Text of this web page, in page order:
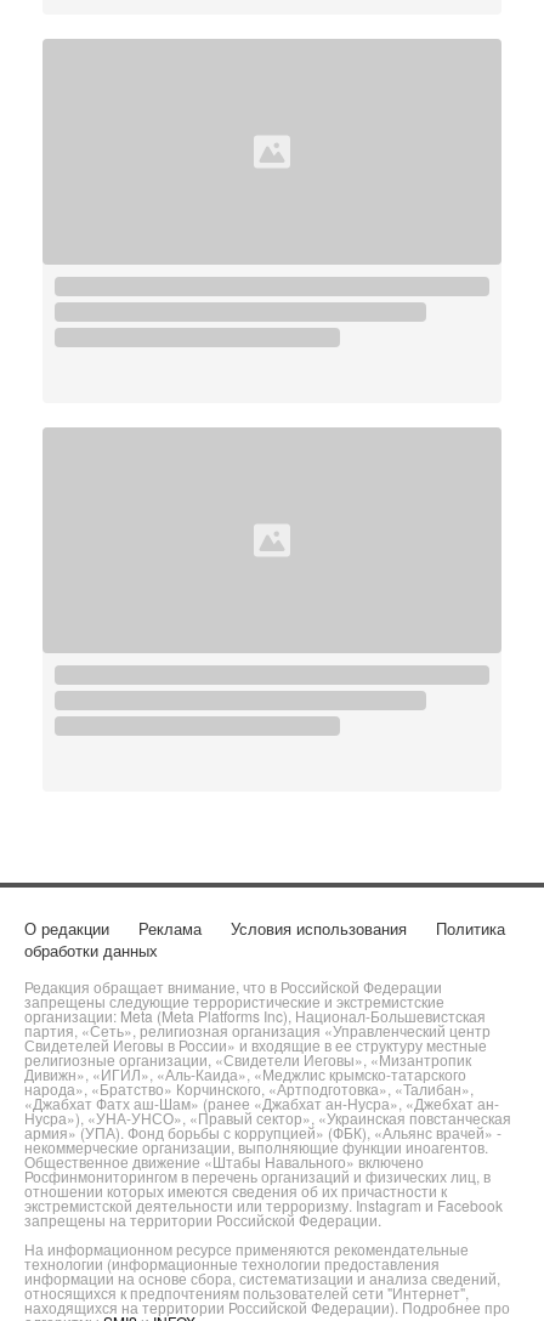
О редакции Реклама Условия использования
Политика
обработки данных
Редакция обращает внимание, что в Российской Федерации
запрещены следующие террористические и экстремистские
организации: Meta (Meta Platforms Inc), Национал-Большевистская
партия, «Сеть», религиозная организация «Управленческий центр
Свидетелей Иеговы в России» и входящие в ее структуру местные
религиозные организации, «Свидетели Иеговы», «Мизантропик
Дивижн», «ИГИЛ», «Аль-Каида», «Меджлис крымско-татарского
народа», «Братство» Корчинского, «Артподготовка», «Талибан»,
«Джабхат Фатх аш-Шам» (ранее «Джабхат ан-Нусра», «Джебхат ан-
Нусра»), «УНА-УНСО», «Правый сектор», «Украинская повстанческая
армия» (УПА). Фонд борьбы с коррупцией» (ФБК), «Альянс врачей» -
некоммерческие организации, выполняющие функции иноагентов.
Общественное движение «Штабы Навального» включено
Росфинмониторингом в перечень организаций и физических лиц, в
отношении которых имеются сведения об их причастности к
экстремистской деятельности или терроризму. Instagram и Facebook
запрещены на территории Российской Федерации.
На информационном ресурсе применяются рекомендательные
технологии (информационные технологии предоставления
информации на основе сбора, систематизации и анализа сведений,
относящихся к предпочтениям пользователей сети "Интернет",
находящихся на территории Российской Федерации). Подробнее про